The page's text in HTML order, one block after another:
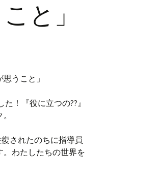
と」
うこと」
！『役に立つの??』
されたのちに指導員
わたしたちの世界を
立つの？指導歴36年の職業訓練指導員が